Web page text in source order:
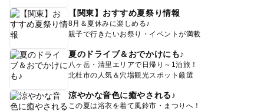
【関東】おすすめ夏祭り情報
8月＆夏休みに楽しめる♪
親子で行きたいお祭り・イベントが満載
夏のドライブ＆おでかけにも♪
八ヶ岳・清里エリアで日帰り～1泊旅！
北杜市の人気＆穴場観光スポット厳選
涼やかな音色に癒やされる♪
この夏は浴衣を着て風鈴市・まつりへ！